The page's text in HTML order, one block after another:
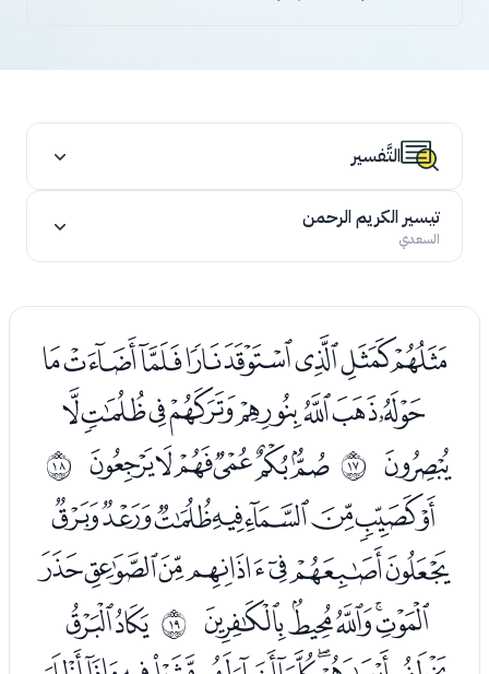
التَّفسير
تيسير الكريم الرحمن
السعدي
ﭑﭒﭓﭔﭕﭖﭗﭘ
ﭙﭚﭛﭜﭝﭞﭟﭠ
ﭡ ﰐ ﭣﭤﭥﭦﭧﭨ ﰑ
ﭪﭫﭬﭭﭮﭯﭰﭱ
ﭲﭳﭴﭵﭶﭷﭸ
ﭹﭺﭻﭼﭽ ﰒ ﭿﮀ